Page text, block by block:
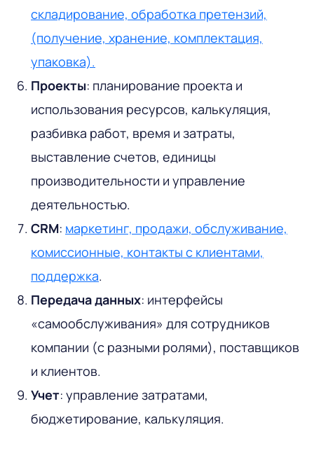
складирование, обработка претензий,
(получение, хранение, комплектация,
упаковка).
Проекты: планирование проекта и
использования ресурсов, калькуляция,
разбивка работ, время и затраты,
выставление счетов, единицы
производительности и управление
деятельностью.
CRM: маркетинг, продажи, обслуживание,
комиссионные, контакты с клиентами,
поддержка.
Передача данных: интерфейсы
«самообслуживания» для сотрудников
компании (с разными ролями), поставщиков
и клиентов.
Учет: управление затратами,
бюджетирование, калькуляция.